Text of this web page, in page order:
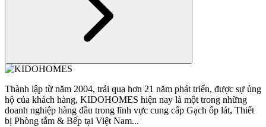
Thành lập từ năm 2004, trải qua hơn 21 năm phát triển, được sự ủng
hộ của khách hàng, KIDOHOMES hiện nay là một trong những
doanh nghiệp hàng đầu trong lĩnh vực cung cấp Gạch ốp lát, Thiết
bị Phòng tắm & Bếp tại Việt Nam...